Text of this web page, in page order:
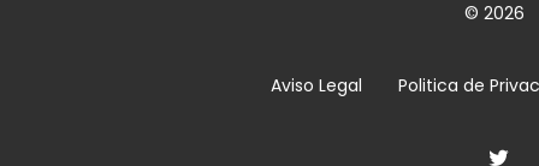
© 2026
Aviso Legal Politica de